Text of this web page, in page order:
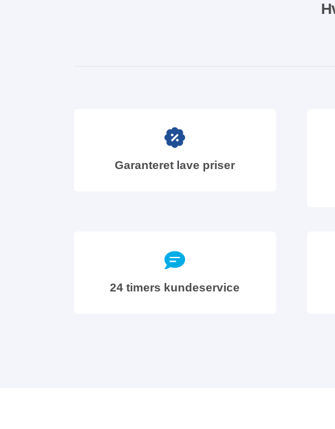
Garanteret lave priser
24 timers kundeservice